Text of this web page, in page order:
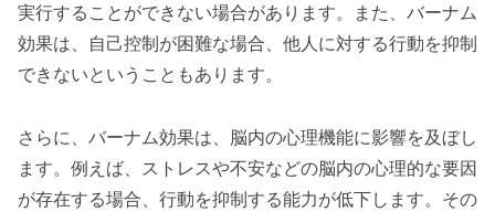
実行することができない場合があります。また、バーナム
効果は、自己控制が困難な場合、他人に対する行動を抑制
できないということもあります。
さらに、バーナム効果は、脳内の心理機能に影響を及ぼし
ます。例えば、ストレスや不安などの脳内の心理的な要因
が存在する場合、行動を抑制する能力が低下します。その